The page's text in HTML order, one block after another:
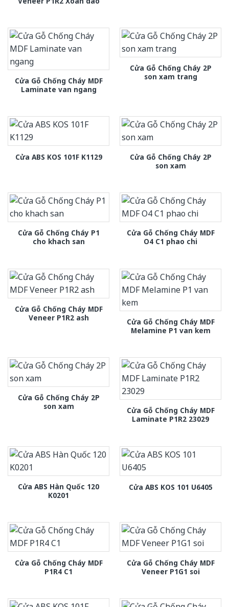
Cửa Gỗ Chống Cháy MDF
Laminate van ngang
Cửa Gỗ Chống Cháy 2P
son xam trang
Cửa ABS KOS 101F K1129
Cửa Gỗ Chống Cháy 2P
son xam
Cửa Gỗ Chống Cháy P1
cho khach san
Cửa Gỗ Chống Cháy MDF
O4 C1 phao chi
Cửa Gỗ Chống Cháy MDF
Veneer P1R2 ash
Cửa Gỗ Chống Cháy MDF
Melamine P1 van kem
Cửa Gỗ Chống Cháy 2P
son xam
Cửa Gỗ Chống Cháy MDF
Laminate P1R2 23029
Cửa ABS Hàn Quốc 120
K0201
Cửa ABS KOS 101 U6405
Cửa Gỗ Chống Cháy MDF
P1R4 C1
Cửa Gỗ Chống Cháy MDF
Veneer P1G1 soi